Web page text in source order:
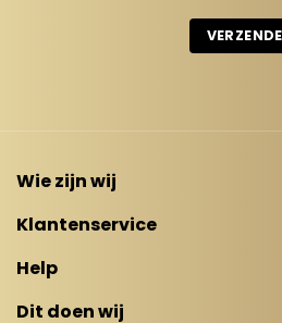
Wie zijn wij
Klantenservice
Help
Dit doen wij